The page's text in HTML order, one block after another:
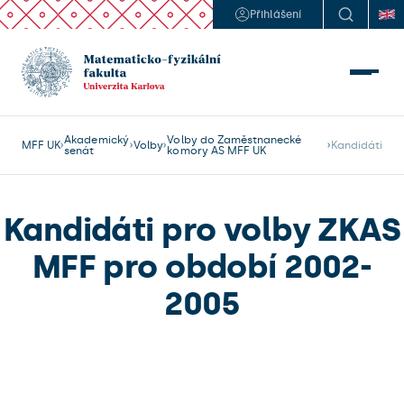
Přihlášení
MFF UK Akademický
senát
Volby Volby do Zaměstnanecké
komory AS MFF UK
Kandidáti
Kandidáti pro volby ZKAS
MFF pro období 2002-
2005